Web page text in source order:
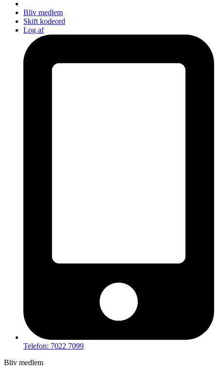
Bliv medlem
Skift kodeord
Log af
Telefon: 7022 7099
Bliv medlem